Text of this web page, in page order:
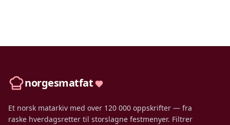
norgesmatfat
Et norsk matarkiv med over 120 000 oppskrifter — fra
raske hverdagsretter til storslagne festmenyer. Filtrer